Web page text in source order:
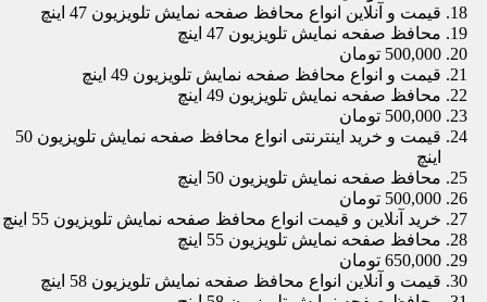
قیمت و آنلاین انواع محافظ صفحه نمایش تلویزیون 47 اینچ
محافظ صفحه نمایش تلویزیون 47 اینچ
500,000 تومان
قیمت و انواع محافظ صفحه نمایش تلویزیون 49 اینچ
محافظ صفحه نمایش تلویزیون 49 اینچ
500,000 تومان
قیمت و خرید اینترنتی انواع محافظ صفحه نمایش تلویزیون 50
اینچ
محافظ صفحه نمایش تلویزیون 50 اینچ
500,000 تومان
خرید آنلاین و قیمت انواع محافظ صفحه نمایش تلویزیون 55 اینچ
محافظ صفحه نمایش تلویزیون 55 اینچ
650,000 تومان
قیمت و آنلاین انواع محافظ صفحه نمایش تلویزیون 58 اینچ